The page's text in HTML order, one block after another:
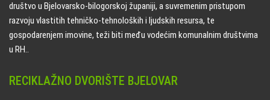
društvo u Bjelovarsko-bilogorskoj županiji, a suvremenim pristupom
razvoju vlastitih tehničko-tehnoloških i ljudskih resursa, te
gospodarenjem imovine, teži biti među vodećim komunalnim društvima
u RH..
RECIKLAŽNO DVORIŠTE BJELOVAR